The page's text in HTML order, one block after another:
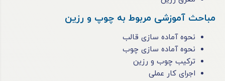
مباحث آموزشی مربوط به چوپ و رزین
نحوه آماده سازی قالب
نحوه آماده سازی چوب
ترکیب چوب و رزین
اجرای کار عملی